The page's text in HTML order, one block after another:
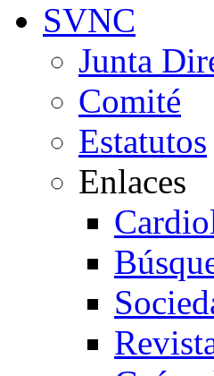
SVNC
Junta
Comité
Estatutos
Enlaces